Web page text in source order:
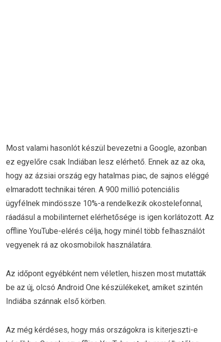
Most valami hasonlót készül bevezetni a Google, azonban
ez egyelőre csak Indiában lesz elérhető. Ennek az az oka,
hogy az ázsiai ország egy hatalmas piac, de sajnos eléggé
elmaradott technikai téren. A 900 millió potenciális
ügyfélnek mindössze 10%-a rendelkezik okostelefonnal,
ráadásul a mobilinternet elérhetősége is igen korlátozott. Az
offline YouTube-elérés célja, hogy minél több felhasználót
vegyenek rá az okosmobilok használatára.
Az időpont egyébként nem véletlen, hiszen most mutatták
be az új, olcsó Android One készülékeket, amiket szintén
Indiába szánnak első körben.
Az még kérdéses, hogy más országokra is kiterjeszti-e